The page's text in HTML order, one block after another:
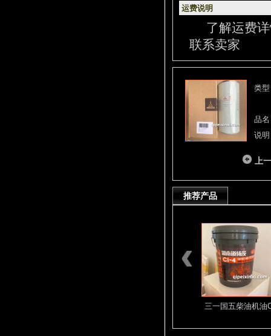
运费说明
了解运费
联系卖家
类
品
说
上
推荐产品
三一国五柴油机油